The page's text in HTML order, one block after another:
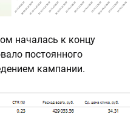
началась к концу
постоянного
кампании.